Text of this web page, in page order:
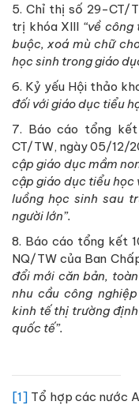
5. Chỉ thị số 29-CT/
trị khóa XIII “về
buộc, xoá mù chữ
học sinh trong giáo
6. Kỷ yếu Hội thảo
đối với giáo dục tiểu
7. Báo cáo tổng
CT/TW, ngày 05/12/
cập giáo dục mầm
cập giáo dục tiểu học
luồng học sinh sau
người lớn”.
8. Báo cáo tổng kết
NQ/TW của Ban
đổi mới căn bản,
nhu cầu công
kinh tế thị trường
quốc tế”.
[1] Tổ hợp các nước